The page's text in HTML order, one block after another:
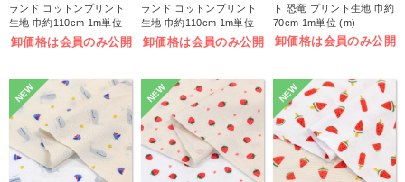
ランド コットンプリント
生地 巾約110cm 1m単位
(m)
卸価格は会員のみ公開
ランド コットンプリント
生地 巾約110cm 1m単位
(m)
卸価格は会員のみ公開
ト 恐竜 プリント生地 巾約
70cm 1m単位 (m)
卸価格は会員のみ公開
NEW NEW NEW